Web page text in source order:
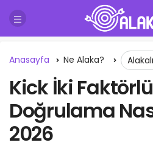
Anasayfa Ne Alaka?
Kick İki
Doğrulama
2026